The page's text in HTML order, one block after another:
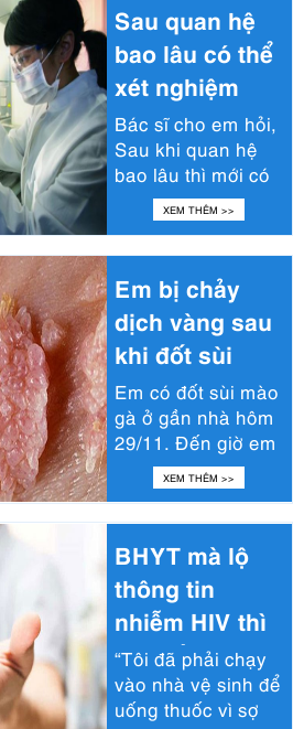
Sau quan hệ
bao lâu có thể
xét nghiệm
bệnh lậu?...
Bác sĩ cho em hỏi,
Sau khi quan hệ
bao lâu thì mới có
thể... XEM THÊM >>
Em bị chảy
dịch vàng sau
khi đốt sùi
mào gà...
Em có đốt sùi mào
gà ở gần nhà hôm
29/11. Đến giờ em
vẫn chảy dịch vàng
và đi tiểu bị...
XEM THÊM >>
BHYT mà lộ
thông tin
nhiễm HIV thì
tôi mất việc...
“Tôi đã phải chạy
vào nhà vệ sinh để
uống thuốc vì sợ